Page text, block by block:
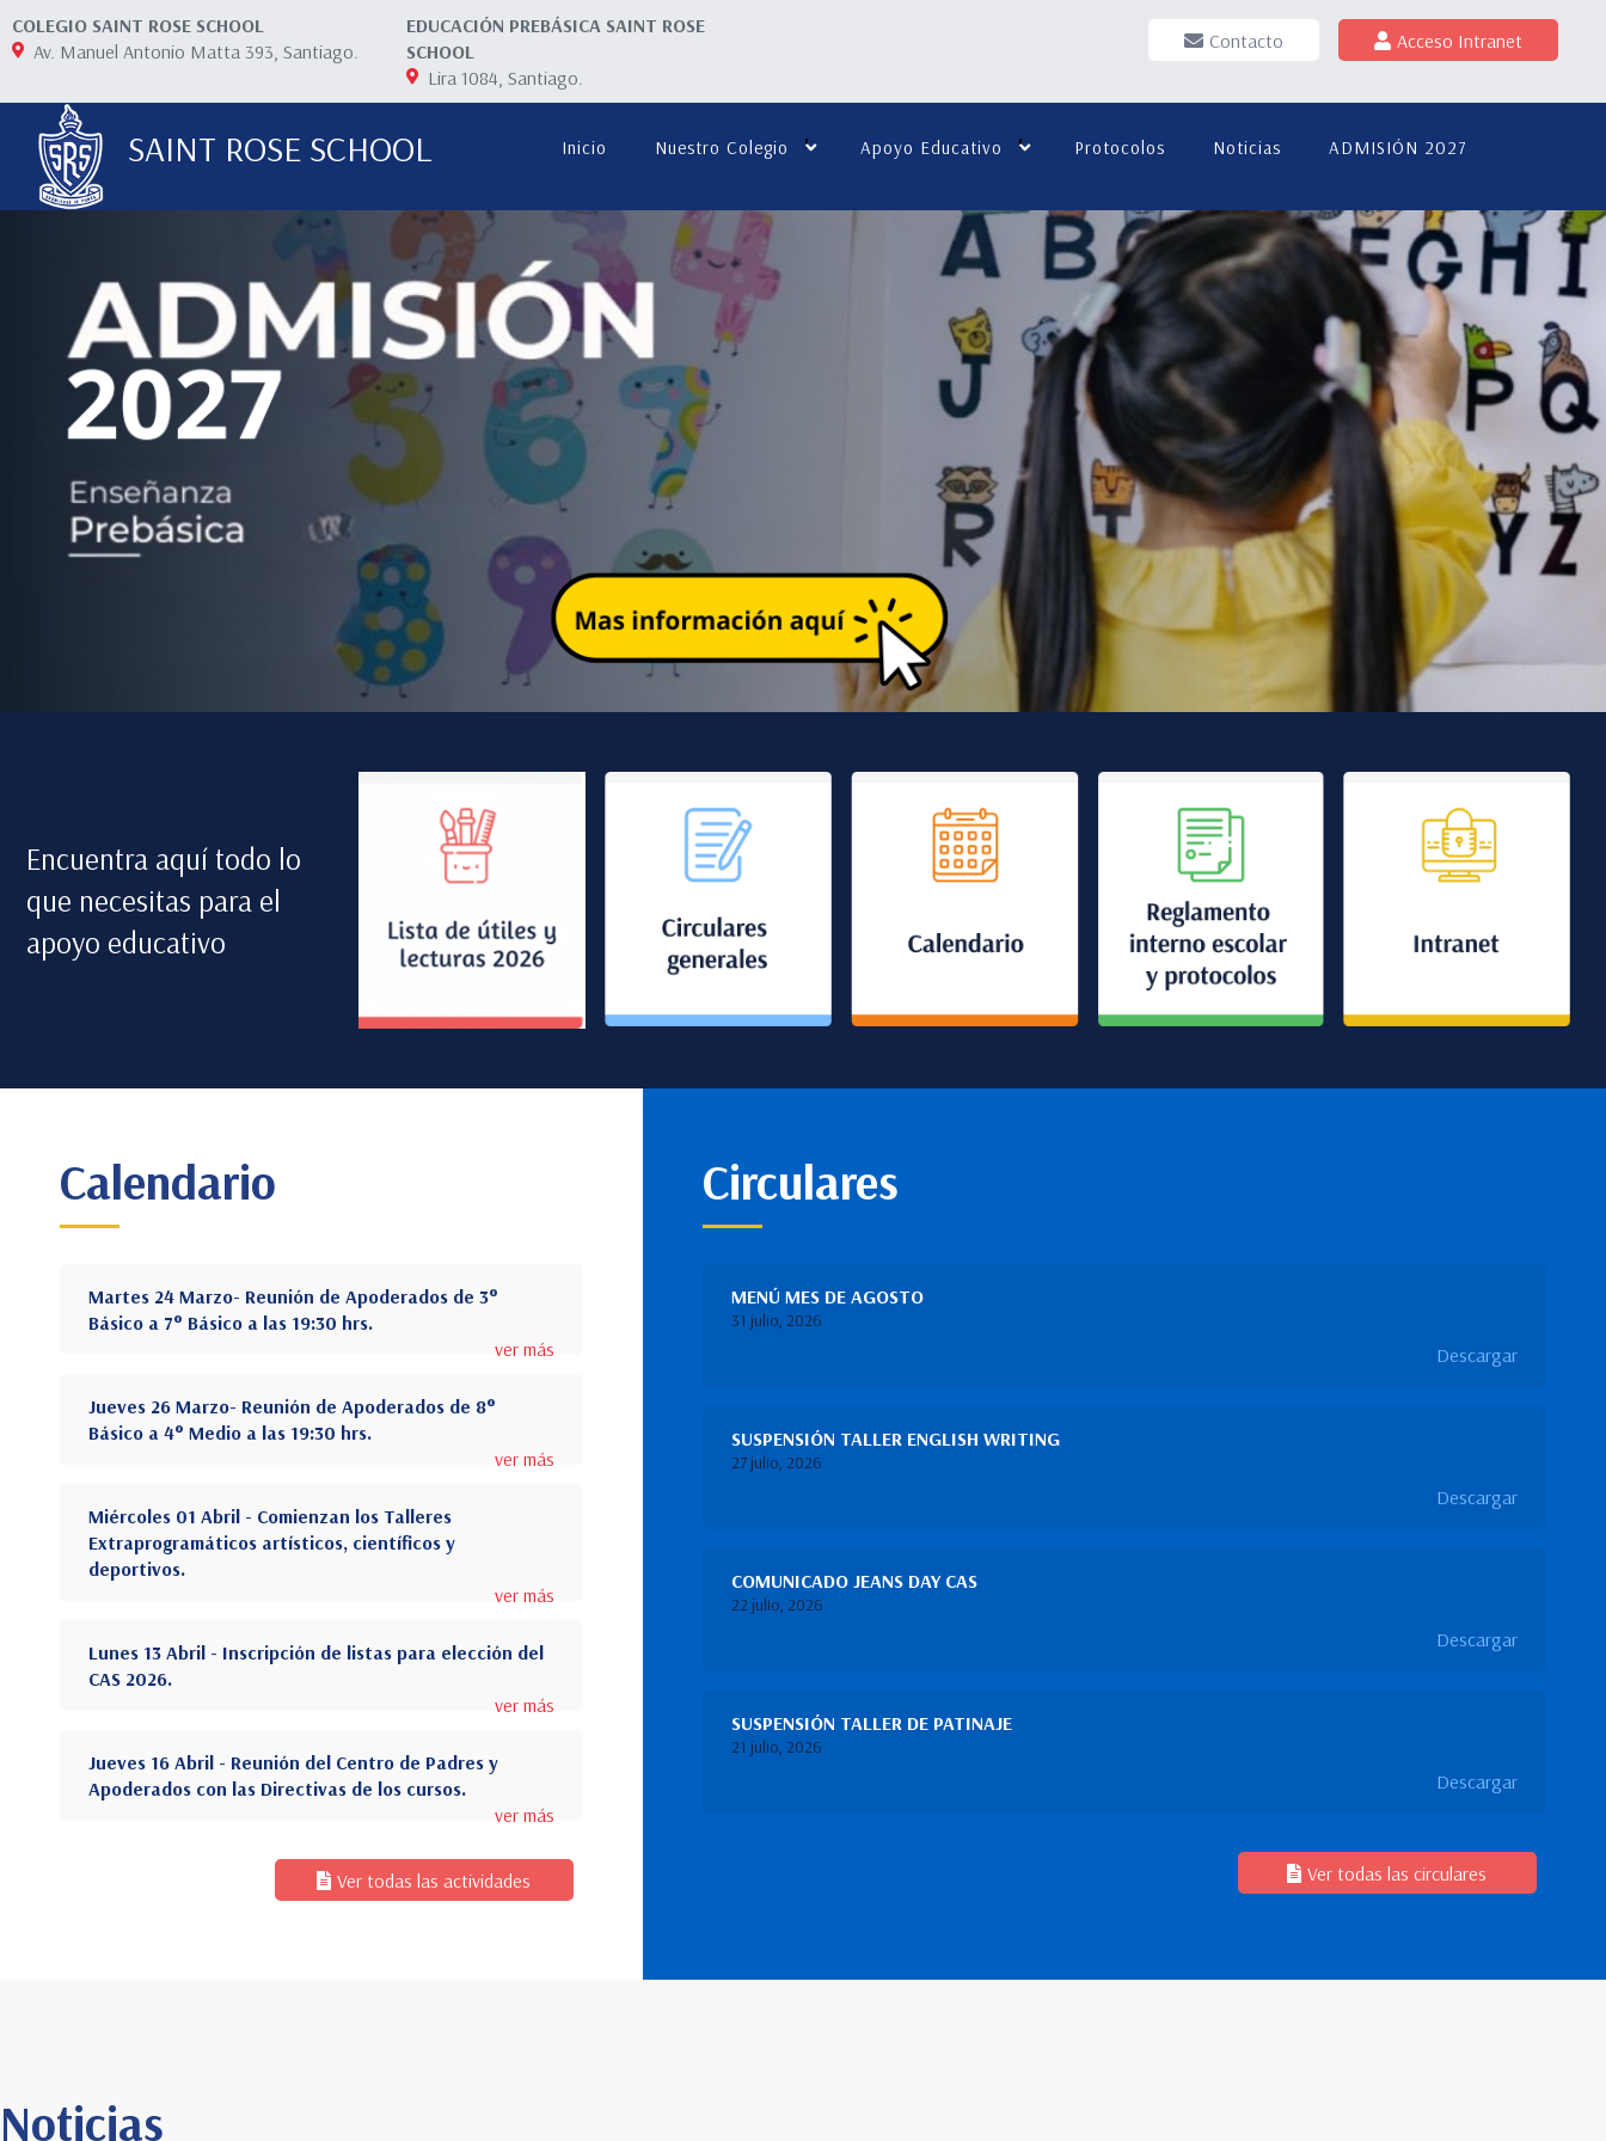
COLEGIO SAINT ROSE SCHOOL
Av. Manuel Antonio Matta 393, Santiago.
EDUCACIÓN PREBÁSICA SAINT ROSE
SCHOOL
Lira 1084, Santiago.
Contacto Acceso Intranet
SAINT ROSE SCHOOL Inicio Nuestro Colegio Apoyo Educativo Protocolos Noticias ADMISIÓN 2027
Encuentra aquí todo lo
que necesitas para el
apoyo educativo
Calendario
Martes 24 Marzo- Reunión de Apoderados de 3°
Básico a 7° Básico a las 19:30 hrs.
ver más
Jueves 26 Marzo- Reunión de Apoderados de 8°
Básico a 4° Medio a las 19:30 hrs.
ver más
Miércoles 01 Abril - Comienzan los Talleres
Extraprogramáticos artísticos, científicos y
deportivos.
ver más
Lunes 13 Abril - Inscripción de listas para elección del
CAS 2026.
ver más
Jueves 16 Abril - Reunión del Centro de Padres y
Apoderados con las Directivas de los cursos.
ver más
Ver todas las actividades
Circulares
MENÚ MES DE AGOSTO
31 julio, 2026
Descargar
SUSPENSIÓN TALLER ENGLISH WRITING
27 julio, 2026
Descargar
COMUNICADO JEANS DAY CAS
22 julio, 2026
Descargar
SUSPENSIÓN TALLER DE PATINAJE
21 julio, 2026
Descargar
Ver todas las circulares
Noticias